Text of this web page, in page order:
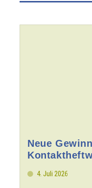
Neue
4. Juli 2026